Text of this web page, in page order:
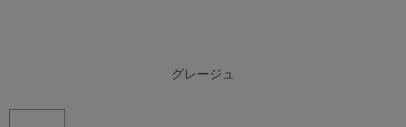
グレージュ
ブラウン
グリーン
ラベンダー